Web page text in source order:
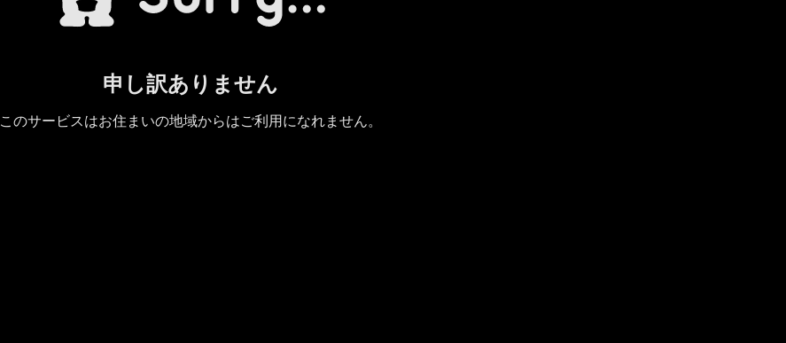
申し訳ありません
このサービスはお住まいの地域からはご利用になれません。